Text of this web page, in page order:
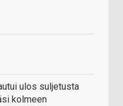
ulos suljetusta
kolmeen